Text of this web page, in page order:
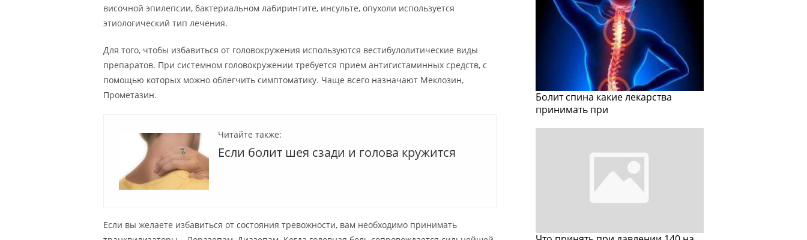
височной эпилепсии, бактериальном лабиринтите, инсульте, опухоли используется
этиологический тип лечения.
Для того, чтобы избавиться от головокружения используются вестибулолитические виды
препаратов. При системном головокружении требуется прием антигистаминных средств, с
помощью которых можно облегчить симптоматику. Чаще всего назначают Меклозин,
Прометазин.
Читайте также:
Если болит шея сзади и голова кружится
Если вы желаете избавиться от состояния тревожности, вам необходимо принимать
Болит спина какие лекарства
принимать при